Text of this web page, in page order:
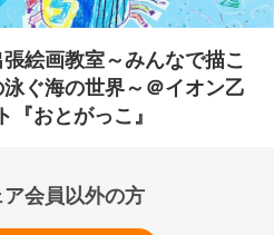
張絵画教室～みんなで描こ
ぐ海の世界～＠イオン乙
おとがっこ』
会員以外の方